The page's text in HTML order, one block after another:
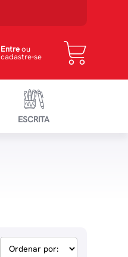
Entreou
cadastre-se
ESCRITA